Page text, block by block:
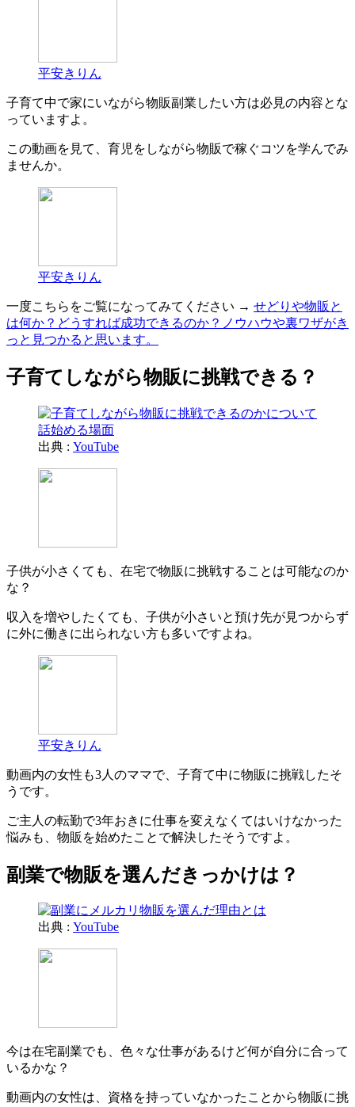
平安きりん
子育て中で家にいながら物販副業したい方は必見の内容とな
っていますよ。
この動画を見て、育児をしながら物販で稼ぐコツを学んでみ
ませんか。
平安きりん
一度こちらをご覧になってみてください → せどりや物販と
は何か？どうすれば成功できるのか？ノウハウや裏ワザがき
っと見つかると思います。
子育てしながら物販に挑戦できる？
出典 : YouTube
子供が小さくても、在宅で物販に挑戦することは可能なのか
な？
収入を増やしたくても、子供が小さいと預け先が見つからず
に外に働きに出られない方も多いですよね。
平安きりん
動画内の女性も3人のママで、子育て中に物販に挑戦したそ
うです。
ご主人の転勤で3年おきに仕事を変えなくてはいけなかった
悩みも、物販を始めたことで解決したそうですよ。
副業で物販を選んだきっかけは？
出典 : YouTube
今は在宅副業でも、色々な仕事があるけど何が自分に合って
いるかな？
動画内の女性は、資格を持っていなかったことから物販に挑